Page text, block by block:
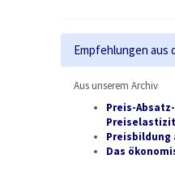
Empfehlungen aus
Aus unserem Archiv
Preis-
Preisbildung
Das